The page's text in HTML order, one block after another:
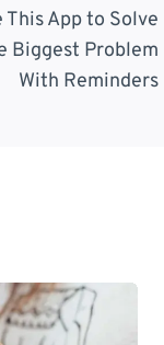
This App to Solve
Biggest Problem
With Reminders